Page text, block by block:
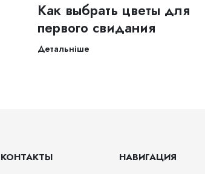
Как выбрать цветы для
первого свидания
Детальніше
КОНТАКТЫ НАВИГАЦИЯ